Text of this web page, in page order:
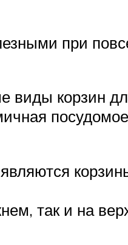
при
виды корзин
так и на